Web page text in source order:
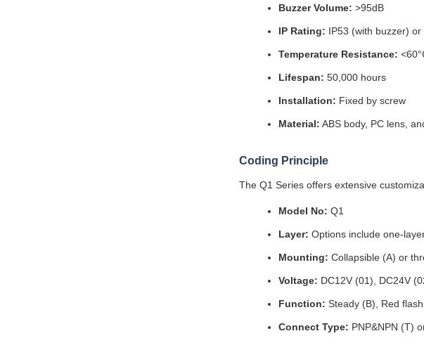
Buzzer Volume: >95dB
IP Rating: IP53 (with buzzer)
Temperature Resistance:
Lifespan: 50,000 hours
Installation: Fixed by screw
Material: ABS body, PC lens,
Coding Principle
The Q1 Series offers extensive
Model No: Q1
Layer: Options include one-
Mounting: Collapsible (A) or
Voltage: DC12V (01), DC24V
Function: Steady (B), Red
Connect Type: PNP&NPN (T)